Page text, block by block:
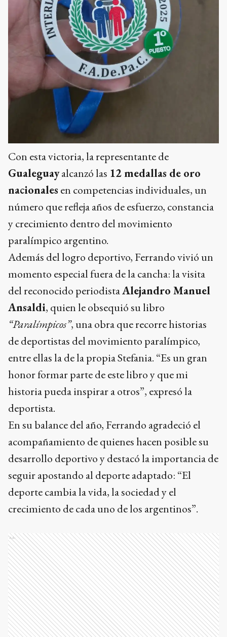
Con esta victoria, la representante de
Gualeguayalcanzó las 12 medallas de oro
nacionales en competencias individuales, un
número que refleja años de esfuerzo, constancia
y crecimiento dentro del movimiento
paralímpico argentino.
Además del logro deportivo, Ferrando vivió un
momento especial fuera de la cancha: la visita
del reconocido periodistaAlejandro Manuel
Ansaldi, quien le obsequió su libro
“Paralímpicos”, una obra que recorre historias
de deportistas del movimiento paralímpico,
entre ellas la de la propia Stefania. “Es un gran
honor formar parte de este libro y que mi
historia pueda inspirar a otros”, expresó la
deportista.
En su balance del año, Ferrando agradeció el
acompañamiento de quienes hacen posible su
desarrollo deportivo y destacó la importancia de
seguir apostando al deporte adaptado: “El
deporte cambia la vida, la sociedad y el
crecimiento de cada uno de los argentinos”.
Ads